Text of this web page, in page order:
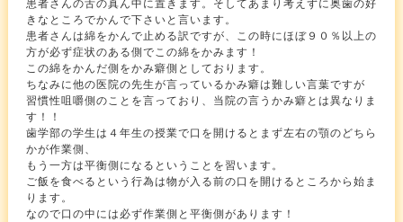
患者さんの舌の真ん中に置きます。そしてあまり考えずに奥歯の好
きなところでかんで下さいと言います。
患者さんは綿をかんで止める訳ですが、この時にほぼ９０％以上の
方が必ず症状のある側でこの綿をかみます！
この綿をかんだ側をかみ癖側としております。
ちなみに他の医院の先生が言っているかみ癖は難しい言葉ですが
習慣性咀嚼側のことを言っており、当院の言うかみ癖とは異なりま
す！！
歯学部の学生は４年生の授業で口を開けるとまず左右の顎のどちら
かが作業側、
もう一方は平衡側になるということを習います。
ご飯を食べるという行為は物が入る前の口を開けるところから始ま
ります。
なので口の中には必ず作業側と平衡側があります！